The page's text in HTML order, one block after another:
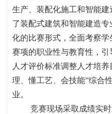
生产、装配化施工和智能
了装配式建筑和智能建造
化的比赛形式，全面考察
赛项的职业性与教育性，
人才评价标准调整人才培
理、懂工艺、会技能”综合
业。
竞赛现场采取成绩实